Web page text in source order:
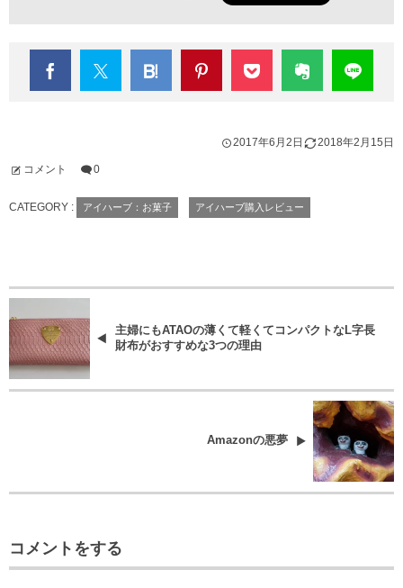
2017年6月2日 2018年2月15日
コメント 0
CATEGORY : アイハーブ：お菓子 アイハーブ購入レビュー
主婦にもATAOの薄くて軽くてコンパクトなL字長
財布がおすすめな3つの理由
Amazonの悪夢
コメントをする